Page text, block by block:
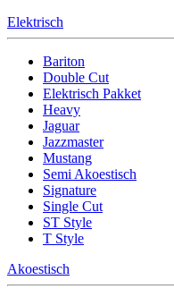
Elektrisch
Bariton
Double Cut
Elektrisch Pakket
Heavy
Jaguar
Jazzmaster
Mustang
Semi Akoestisch
Signature
Single Cut
ST Style
T Style
Akoestisch